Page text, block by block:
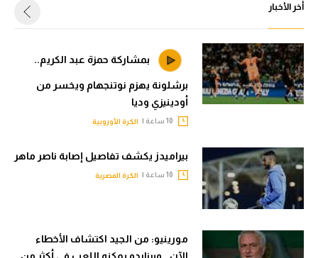
أخر الأخبار
بمشاركة حمزة عبد الكريم..
برشلونة يهزم نوتنجهام ويخسر من
أودينيزي وديا
الكرة الأوروبية
بيراميدز يكشف تفاصيل إصابة ناصر ماهر
الكرة المصرية
مورينيو: من الجيد اكتشاف الأخطاء